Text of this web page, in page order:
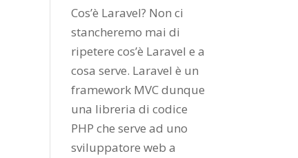
Cos’è Laravel? Non ci
stancheremo mai di
ripetere cos’è Laravel e a
cosa serve. Laravel è un
framework MVC dunque
una libreria di codice
PHP che serve ad uno
sviluppatore web a